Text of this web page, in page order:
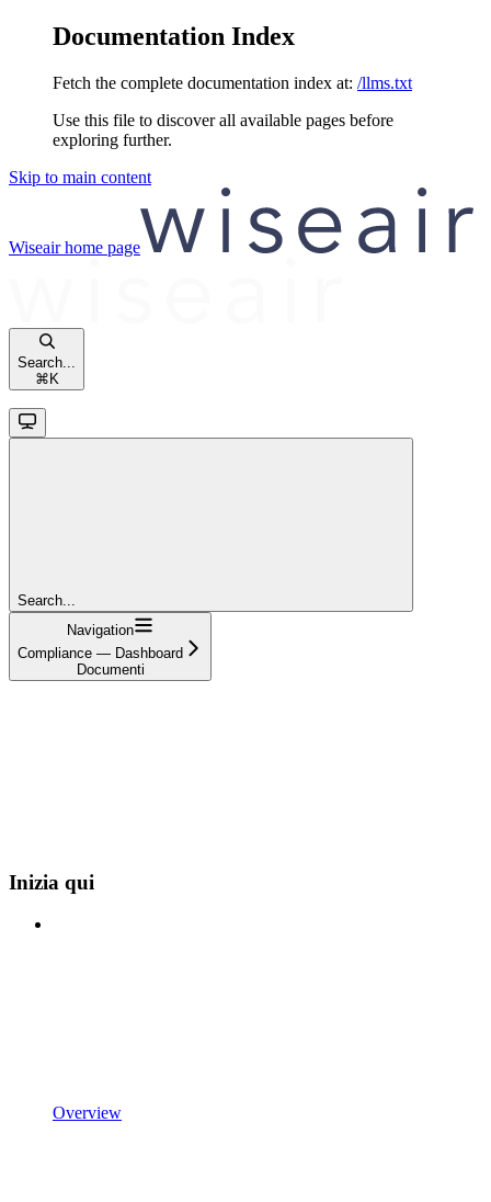
Documentation Index
Fetch the complete documentation index at: /llms.txt
Use this file to discover all available pages before
exploring further.
Skip to main content
Wiseairhome page
Search...
⌘ K
Search...
Navigation
Compliance — Dashboard
Documenti
Inizia qui
Overview